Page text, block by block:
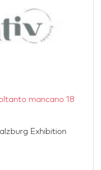
mancano 18
Exhibition